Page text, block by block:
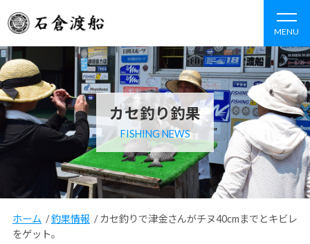
MENU
カセ釣り釣果
FISHING NEWS
ホーム /釣果情報 /カセ釣りで津金さんがチヌ40cmまでとキビレ
をゲット。